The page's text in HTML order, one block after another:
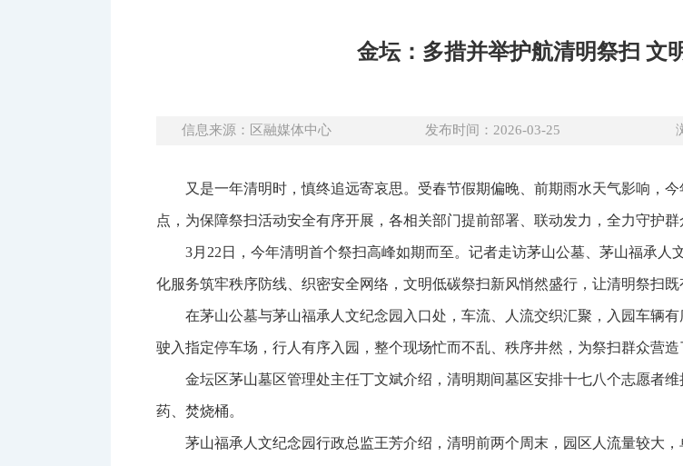
金坛：多措并举护航清明祭扫 文
信息来源：区融媒体中心 发布时间：2026-03-25
又是一年清明时，慎终追远寄哀思。受春节假期偏晚、前期雨水天气影响，
点，为保障祭扫活动安全有序开展，各相关部门提前部署、联动发力，全力守护群
3月22日，今年清明首个祭扫高峰如期而至。记者走访茅山公墓、茅山福承
化服务筑牢秩序防线、织密安全网络，文明低碳祭扫新风悄然盛行，让清明祭扫既
在茅山公墓与茅山福承人文纪念园入口处，车流、人流交织汇聚，入园车辆
驶入指定停车场，行人有序入园，整个现场忙而不乱、秩序井然，为祭扫群众营造
金坛区茅山墓区管理处主任丁文斌介绍，清明期间墓区安排十七八个志愿者
药、焚烧桶。
茅山福承人文纪念园行政总监王芳介绍，清明前两个周末，园区人流量较大